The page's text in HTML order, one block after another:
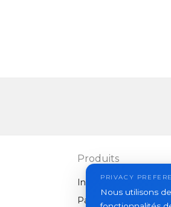
Produits
Interphones vidéo
Panneaux extérieurs
PRIVACY
Nous utilisons